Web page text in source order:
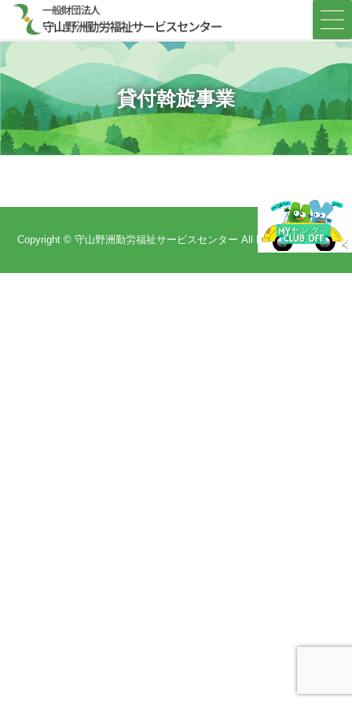
テ
ン
ツ
ス
キ
ッ
プ
ゲ
ー
シ
ン
に
移
動
貸付斡旋事業
Copyright © 守山野洲勤労福祉サービスセンター All Rights Reserved.